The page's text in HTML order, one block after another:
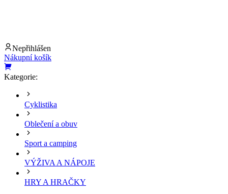
Nepřihlášen
Nákupní košík
Kategorie:
Cyklistika
Oblečení a obuv
Sport a camping
VÝŽIVA A NÁPOJE
HRY A HRAČKY